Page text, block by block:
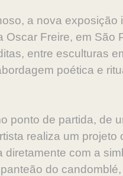
a nova
Freire, em São
entre esculturas
poética e
ponto de partida, de
realiza um projeto
com a
do